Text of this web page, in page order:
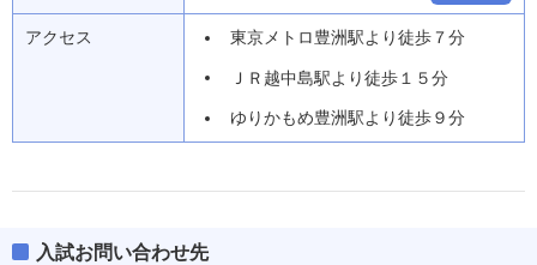
アクセス 東京メトロ豊洲駅より徒歩７分
ＪＲ越中島駅より徒歩１５分
ゆりかもめ豊洲駅より徒歩９分
入試お問い合わせ先